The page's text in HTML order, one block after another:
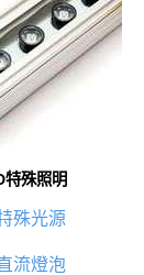
特殊照明
殊光源
流燈泡